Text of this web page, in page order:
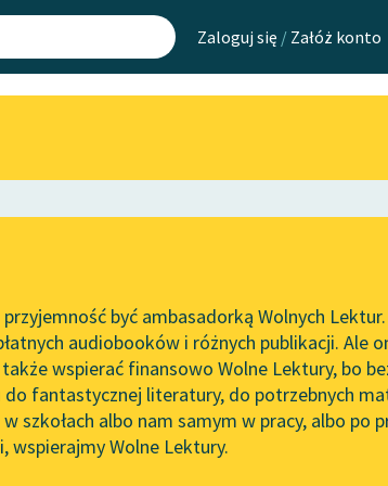
Zaloguj się / Załóż konto
do
Tunkiel
Joseph
Mapa Wolnych Lektur
Leśmianator
API
OAI-PMH
Widget Wolnych Lektur
O
być ambasadorką Wolnych
audiobooków i różnych publikacji. Ale
wspierać finansowo Wolne Lektury, bo
fantastycznej literatury, do potrzebnych
szkołach albo nam samym w pracy, albo po
wspierajmy Wolne Lektury.